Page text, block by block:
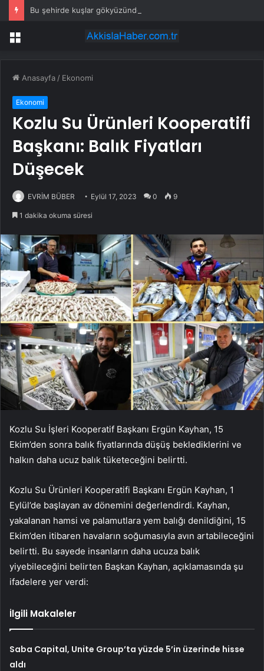
Bu şehirde kuşlar gökyüzünden patır patır düşüyor
Menü
Anasayfa / Ekonomi
Ekonomi
Kozlu Su Ürünleri Kooperatifi
Başkanı: Balık Fiyatları
Düşecek
EVRİM BÜBER Eylül 17, 2023 0 9
1 dakika okuma süresi
Kozlu Su İşleri Kooperatif Başkanı Ergün Kayhan, 15
Ekim’den sonra balık fiyatlarında düşüş beklediklerini ve
halkın daha ucuz balık tüketeceğini belirtti.
Kozlu Su Ürünleri Kooperatifi Başkanı Ergün Kayhan, 1
Eylül’de başlayan av dönemini değerlendirdi. Kayhan,
yakalanan hamsi ve palamutlara yem balığı denildiğini, 15
Ekim’den itibaren havaların soğumasıyla avın artabileceğini
belirtti. Bu sayede insanların daha ucuza balık
yiyebileceğini belirten Başkan Kayhan, açıklamasında şu
ifadelere yer verdi:
İlgili Makaleler
Saba Capital, Unite Group’ta yüzde 5’in üzerinde hisse
aldı